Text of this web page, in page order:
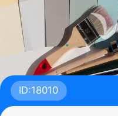
ID:18010